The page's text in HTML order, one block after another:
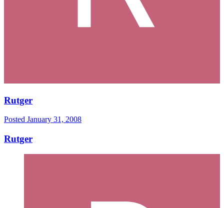
Rutger
Posted January 31, 2008
Rutger